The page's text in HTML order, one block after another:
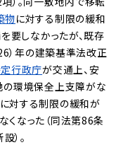
物に対する制限の緩和
要しなかったが、既存
）年の建築基準法改正
行政庁が交通上、安
の環境保全上支障がな
対する制限の緩和が
くなった（同法第86条
）。